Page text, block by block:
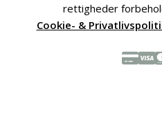
rettigheder
Cookie- &